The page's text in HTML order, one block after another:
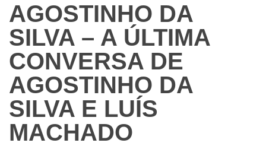
AGOSTINHO DA
SILVA – A ÚLTIMA
CONVERSA DE
AGOSTINHO DA
SILVA E LUÍS
MACHADO